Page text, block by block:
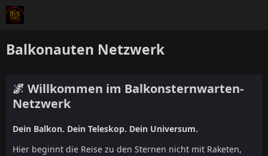
Balkonauten Netzwerk
🌌 Willkommen im Balkonsternwarten-
Netzwerk
Dein Balkon. Dein Teleskop. Dein Universum.
Hier beginnt die Reise zu den Sternen nicht mit Raketen,